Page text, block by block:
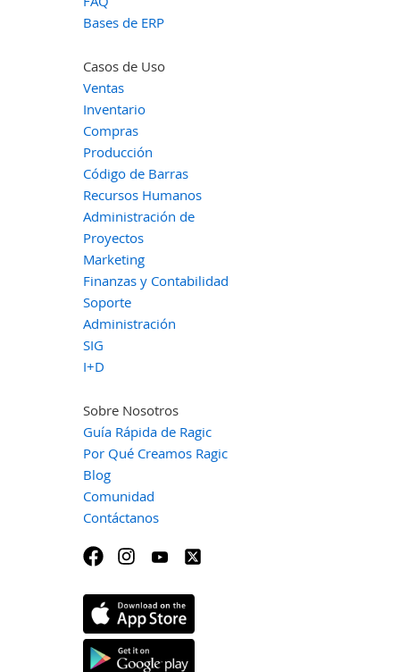
Bases de ERP
Casos de Uso
Ventas
Inventario
Compras
Producción
Código de Barras
Recursos Humanos
Administración de
Proyectos
Marketing
Finanzas y Contabilidad
Soporte
Administración
SIG
I+D
Sobre Nosotros
Guía Rápida de Ragic
Por Qué Creamos Ragic
Blog
Comunidad
Contáctanos